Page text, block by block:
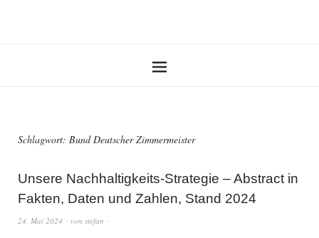
Schlagwort: Bund Deutscher Zimmermeister
Unsere Nachhaltigkeits-Strategie – Abstract in
Fakten, Daten und Zahlen, Stand 2024
24. Mai 2024 von stefan